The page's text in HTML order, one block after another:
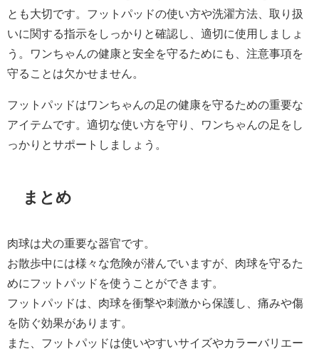
とも大切です。フットパッドの使い方や洗濯方法、取り扱
いに関する指示をしっかりと確認し、適切に使用しましょ
う。ワンちゃんの健康と安全を守るためにも、注意事項を
守ることは欠かせません。
フットパッドはワンちゃんの足の健康を守るための重要な
アイテムです。適切な使い方を守り、ワンちゃんの足をし
っかりとサポートしましょう。
まとめ
肉球は犬の重要な器官です。
お散歩中には様々な危険が潜んでいますが、肉球を守るた
めにフットパッドを使うことができます。
フットパッドは、肉球を衝撃や刺激から保護し、痛みや傷
を防ぐ効果があります。
また、フットパッドは使いやすいサイズやカラーバリエー